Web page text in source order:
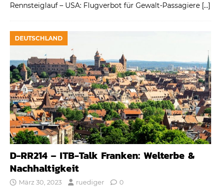
Rennsteiglauf – USA: Flugverbot für Gewalt-Passagiere […]
DEUTSCHLAND
D-RR214 – ITB-Talk Franken: Welterbe &
Nachhaltigkeit
März 30, 2023 ruediger 0